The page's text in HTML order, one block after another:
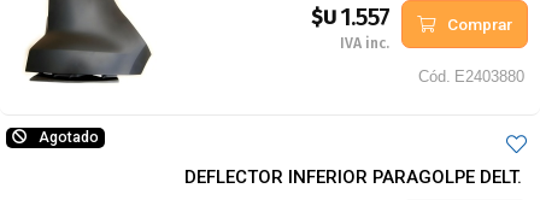
$U1.557
IVA inc.
Comprar
Cód. E2403880
Agotado
DEFLECTOR INFERIOR PARAGOLPE DELT.